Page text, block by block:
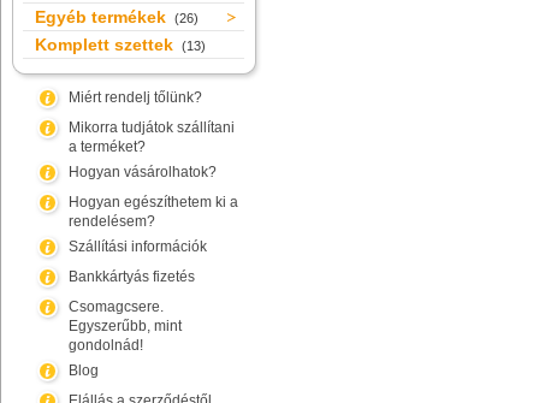
Egyéb termékek (26)
Komplett szettek (13)
Miért rendelj tőlünk?
Mikorra tudjátok szállítani
a terméket?
Hogyan vásárolhatok?
Hogyan egészíthetem ki a
rendelésem?
Szállítási információk
Bankkártyás fizetés
Csomagcsere.
Egyszerűbb, mint
gondolnád!
Blog